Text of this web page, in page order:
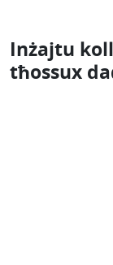
Inżajtu
tħossux